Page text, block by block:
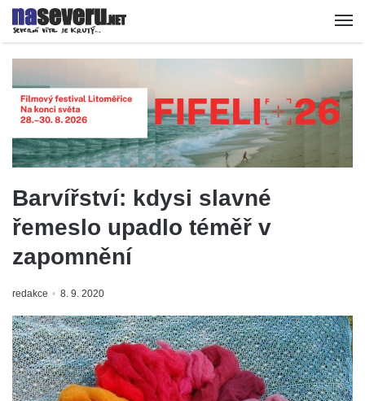
Barvířství: kdysi slavné
řemeslo upadlo téměř v
zapomnění
redakce 8. 9. 2020